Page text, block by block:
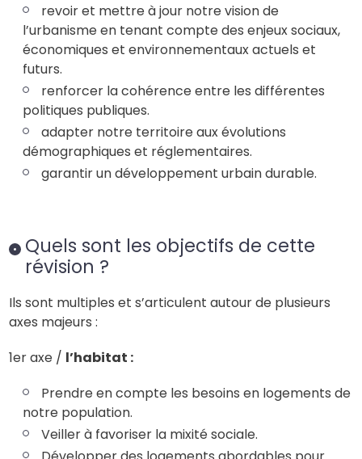
revoir et mettre à jour notre vision de
l’urbanisme en tenant compte des enjeux sociaux,
économiques et environnementaux actuels et
futurs.
renforcer la cohérence entre les différentes
politiques publiques.
adapter notre territoire aux évolutions
démographiques et réglementaires.
garantir un développement urbain durable.
Quels sont les objectifs de cette
révision ?
Ils sont multiples et s’articulent autour de plusieurs
axes majeurs :
1er axe / l’habitat :
Prendre en compte les besoins en logements de
notre population.
Veiller à favoriser la mixité sociale.